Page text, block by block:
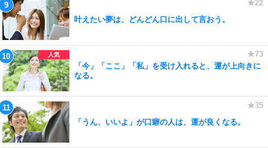
叶えたい夢は、どんどん口に出して言おう。
「今」「ここ」「私」を受け入れると、運が上向きに
なる。
「うん、いいよ」が口癖の人は、運が良くなる。